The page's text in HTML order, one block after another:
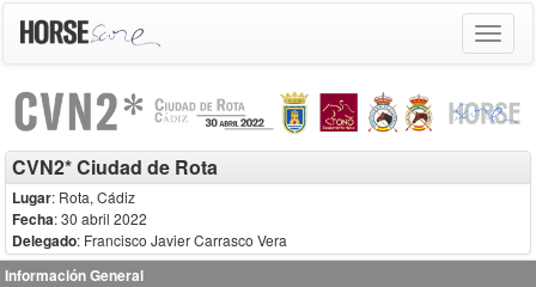
Toggle
CVN2* Ciudad de Rota
Lugar: Rota, Cádiz
Fecha: 30 abril 2022
Delegado: Francisco Javier Carrasco Vera
Información General